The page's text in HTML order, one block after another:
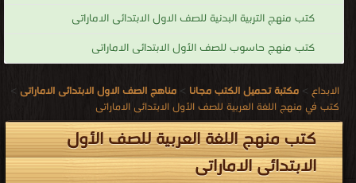
كتب منهج التربية البدنية للصف الاول الابتدائى الاماراتى
كتب منهج حاسوب للصف الأول الابتدائى الاماراتى
الابداع > مكتبة تحميل الكتب مجانا > مناهج الصف الاول الابتدائى الاماراتى >
كتب في منهج اللغة العربية للصف الأول الابتدائى الاماراتى
كتب منهج اللغة العربية للصف الأول
الابتدائى الاماراتى